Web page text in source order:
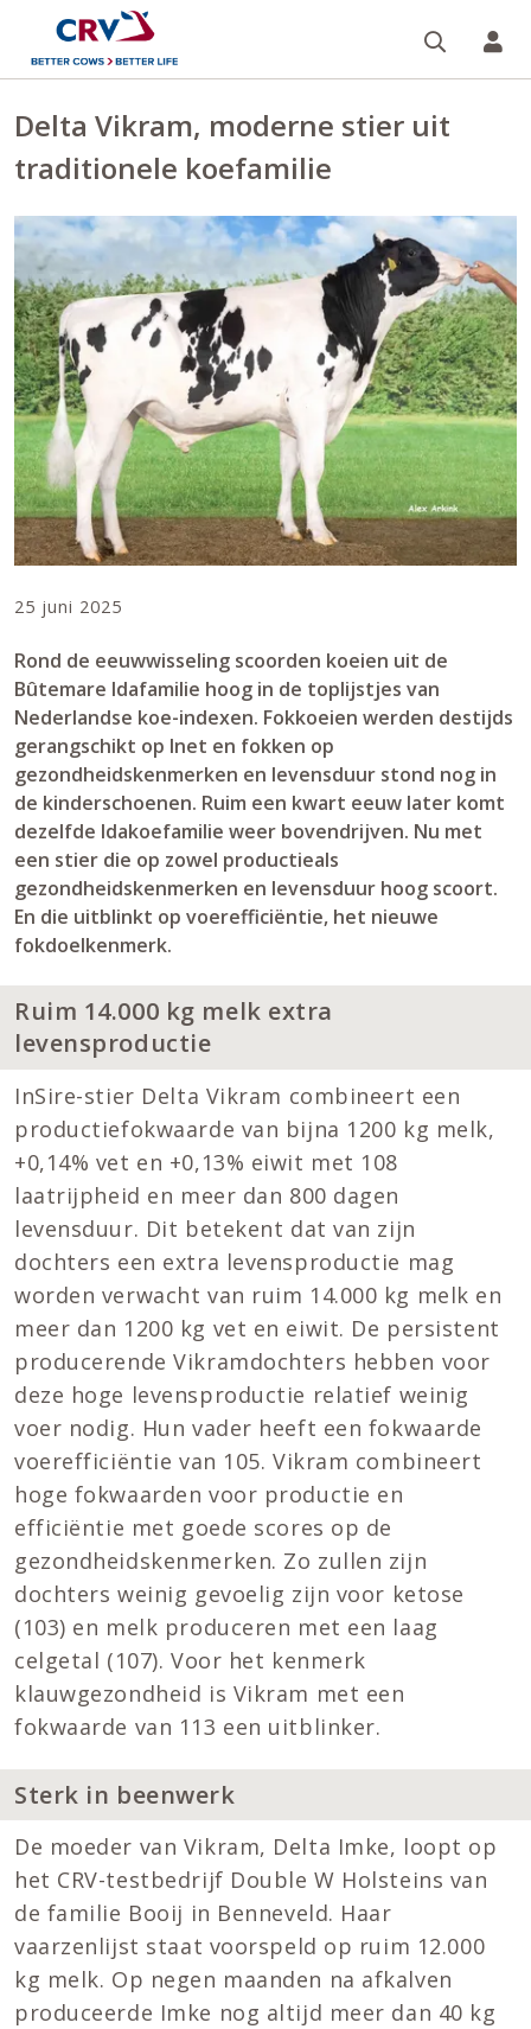
Delta Vikram, moderne stier uit
traditionele koefamilie
25 juni 2025
Rond de eeuwwisseling scoorden koeien uit de
Bûtemare Idafamilie hoog in de toplijstjes van
Nederlandse koe-indexen. Fokkoeien werden destijds
gerangschikt op Inet en fokken op
gezondheidskenmerken en levensduur stond nog in
de kinderschoenen. Ruim een kwart eeuw later komt
dezelfde Idakoefamilie weer bovendrijven. Nu met
een stier die op zowel productieals
gezondheidskenmerken en levensduur hoog scoort.
En die uitblinkt op voerefficiëntie, het nieuwe
fokdoelkenmerk.
Ruim 14.000 kg melk extra
levensproductie
InSire-stier Delta Vikram combineert een
productiefokwaarde van bijna 1200 kg melk,
+0,14% vet en +0,13% eiwit met 108
laatrijpheid en meer dan 800 dagen
levensduur. Dit betekent dat van zijn
dochters een extra levensproductie mag
worden verwacht van ruim 14.000 kg melk en
meer dan 1200 kg vet en eiwit. De persistent
producerende Vikramdochters hebben voor
deze hoge levensproductie relatief weinig
voer nodig. Hun vader heeft een fokwaarde
voerefficiëntie van 105. Vikram combineert
hoge fokwaarden voor productie en
efficiëntie met goede scores op de
gezondheidskenmerken. Zo zullen zijn
dochters weinig gevoelig zijn voor ketose
(103) en melk produceren met een laag
celgetal (107). Voor het kenmerk
klauwgezondheid is Vikram met een
fokwaarde van 113 een uitblinker.
Sterk in beenwerk
De moeder van Vikram, Delta Imke, loopt op
het CRV-testbedrijf Double W Holsteins van
de familie Booij in Benneveld. Haar
vaarzenlijst staat voorspeld op ruim 12.000
kg melk. Op negen maanden na afkalven
produceerde Imke nog altijd meer dan 40 kg